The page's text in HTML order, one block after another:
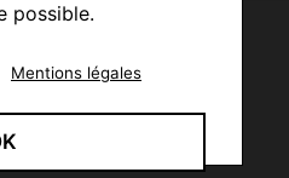
possible.
Mentions légales
vous offrir la meilleure
cookies we are using or